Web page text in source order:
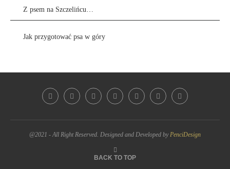
Z psem na Szczelińcu…
Jak przygotować psa w góry
@2021 - All Right Reserved. Designed and Developed by PenciDesign
BACK TO TOP